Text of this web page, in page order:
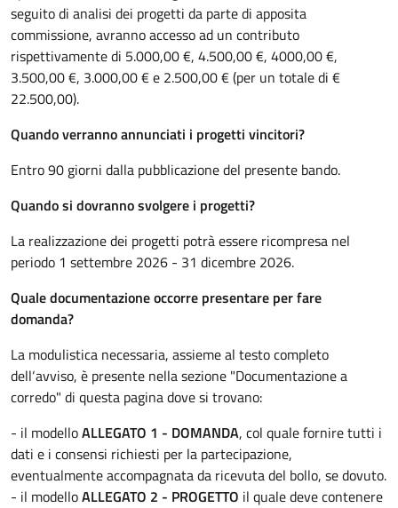
seguito di analisi dei progetti da parte di apposita
commissione, avranno accesso ad un contributo
rispettivamente di 5.000,00 €, 4.500,00 €, 4000,00 €,
3.500,00 €, 3.000,00 € e 2.500,00 € (per un totale di €
22.500,00).
Quando verranno annunciati i progetti vincitori?
Entro 90 giorni dalla pubblicazione del presente bando.
Quando si dovranno svolgere i progetti?
La realizzazione dei progetti potrà essere ricompresa nel
periodo 1 settembre 2026 - 31 dicembre 2026.
Quale documentazione occorre presentare per fare
domanda?
La modulistica necessaria, assieme al testo completo
dell‘avviso, è presente nella sezione "Documentazione a
corredo" di questa pagina dove si trovano:
- il modelloALLEGATO 1 - DOMANDA, col quale fornire tutti i
dati e i consensi richiesti per la partecipazione,
eventualmente accompagnata da ricevuta del bollo, se dovuto.
- il modelloALLEGATO 2 - PROGETTO il quale deve contenere